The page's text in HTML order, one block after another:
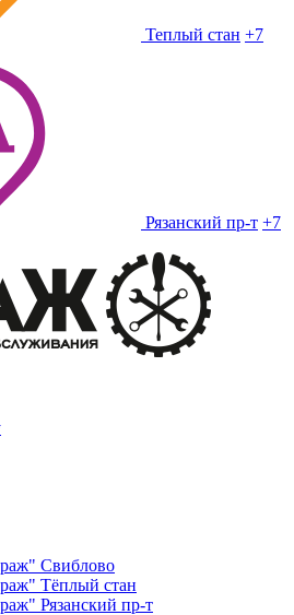
Теплый стан +7
Рязанский пр-т +7
Свиблово
Тёплый стан
Рязанский пр-т